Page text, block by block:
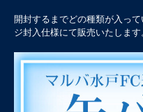
開封するまでどの種類が入っ
ジ封入仕様にて販売いたします